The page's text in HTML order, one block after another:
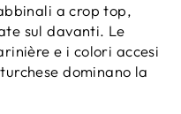
a crop top,
sul davanti. Le
e i colori accesi
dominano la